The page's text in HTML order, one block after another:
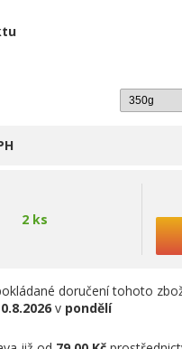
2 ks
doručení tohoto
v pondělí